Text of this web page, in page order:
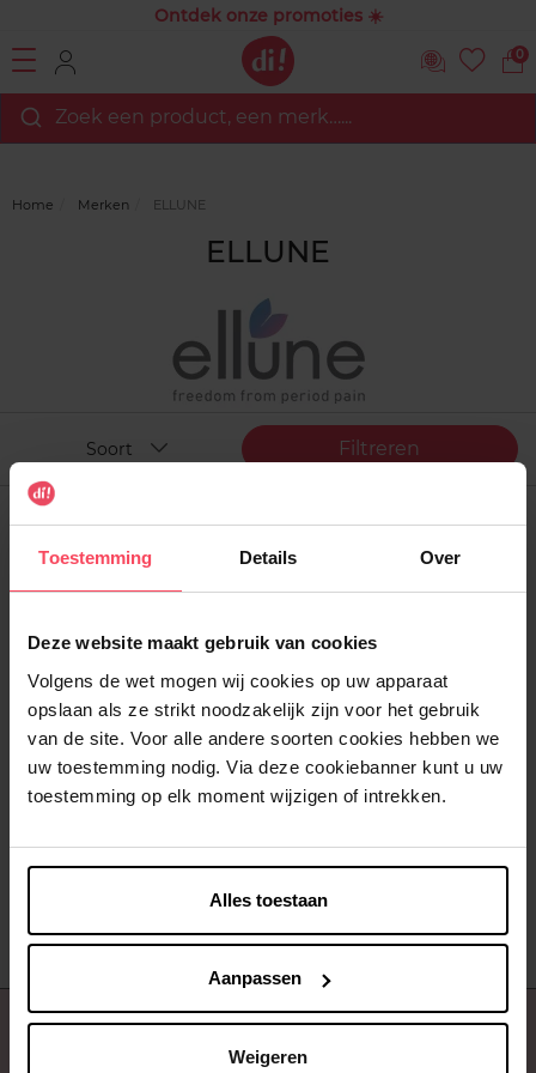
Toestemming Details Over
Deze website maakt gebruik van cookies
Volgens de wet mogen wij cookies op uw apparaat
opslaan als ze strikt noodzakelijk zijn voor het gebruik
van de site. Voor alle andere soorten cookies hebben we
uw toestemming nodig. Via deze cookiebanner kunt u uw
toestemming op elk moment wijzigen of intrekken.
Alles toestaan
Aanpassen
Weigeren
Ontdek onze promoties ☀️
0
Zoek een product, een merk…...
Home Merken ELLUNE
ELLUNE
Filtreren
Soort
ELLUNE
Elektroden voor Kit - Verlicht
menstruatiepijn